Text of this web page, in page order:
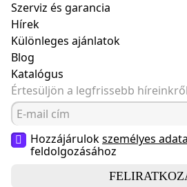
Szerviz és garancia
Hírek
Különleges ajánlatok
Blog
Katalógus
Értesüljön a legfrissebb
Hozzájárulokszemélyes
feldolgozásához